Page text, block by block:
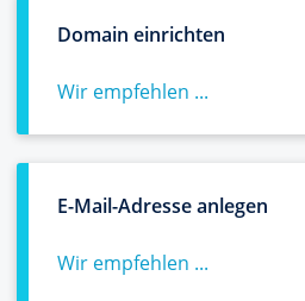
Domain einrichten
Wir empfehlen ...
E-Mail-Adresse anlegen
Wir empfehlen ...